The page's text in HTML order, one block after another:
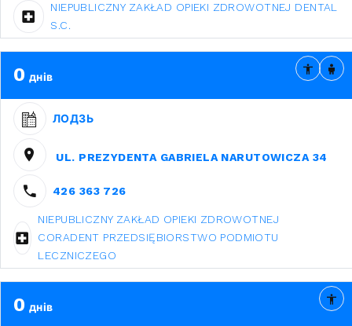
NIEPUBLICZNY ZAKŁAD OPIEKI ZDROWOTNEJ DENTAL
S.C.
0 днів
ЛОДЗЬ
UL. PREZYDENTA GABRIELA NARUTOWICZA 34
426 363 726
NIEPUBLICZNY ZAKŁAD OPIEKI ZDROWOTNEJ
CORADENT PRZEDSIĘBIORSTWO PODMIOTU
LECZNICZEGO
0 днів